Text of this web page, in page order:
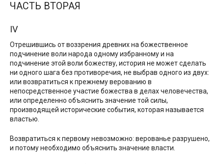
ЧАСТЬ ВТОРАЯ
IV
Отрешившись от воззрения древних на божественное
подчинение воли народа одному избранному и на
подчинение этой воли божеству, история не может сделать
ни одного шага без противоречия, не выбрав одного из двух:
или возвратиться к прежнему верованию в
непосредственное участие божества в делах человечества,
или определенно объяснить значение той силы,
производящей исторические события, которая называется
властью.
Возвратиться к первому невозможно: верованье разрушено,
и потому необходимо объяснить значение власти.